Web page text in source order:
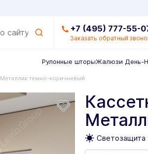
+7 (495) 777-55-
Заказать обратный
Рулонные шторыЖалюзи День-
Металлик темно-коричневый
Светозащита